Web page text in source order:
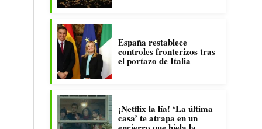
España restablece
controles fronterizos tras
el portazo de Italia
¡Netflix la lía! ‘La última
casa’ te atrapa en un